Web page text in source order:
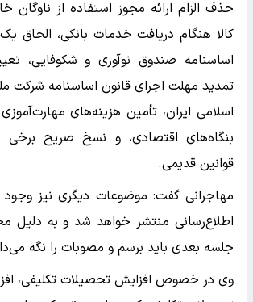
حذف الزام ارائه مجوز استفاده از ناوگان
کالا هنگام دریافت خدمات بانکی، الحاق
اساسنامه صندوق نوآوری و شکوفایی،
تمدید مهلت اجرای قانون اساسنامه
اسلامی ایران، تأمین هزینه‌های
بنگاه‌های اقتصادی، و نسخ صریح برخی
قوانین قدیمی.
مهاجرانی گفت: موضوعات دیگری نیز وجود
اطلاع‌رسانی منتشر خواهد شد و به دلیل
جلسه بعدی باید برسم و مصوبات را نگه
وی در خصوص افزایش تحصیلات تکلیفی،